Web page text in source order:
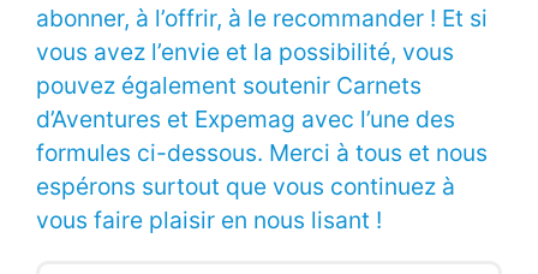
abonner, à l’offrir, à le recommander ! Et si
vous avez l’envie et la possibilité, vous
pouvez également soutenir Carnets
d’Aventures et Expemag avec l’une des
formules ci-dessous. Merci à tous et nous
espérons surtout que vous continuez à
vous faire plaisir en nous lisant !